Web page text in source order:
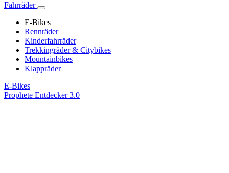
Fahrräder
E-Bikes
Rennräder
Kinderfahrräder
Trekkingräder & Citybikes
Mountainbikes
Klappräder
E-Bikes
Prophete Entdecker 3.0